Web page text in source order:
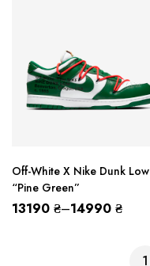
Off-White X Nike Dunk Low
“Pine Green”
13190 ₴–14990 ₴
1